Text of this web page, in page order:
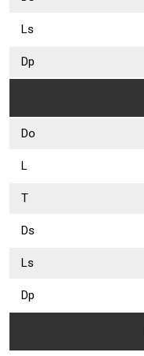
Ls
Dр
Dо
L
Т
Ds
Ls
Dр